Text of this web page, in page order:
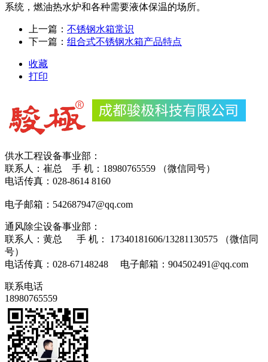
系统，燃油热水炉和各种需要液体保温的场所。
上一篇： 不锈钢水箱常识
下一篇： 组合式不锈钢水箱产品特点
收藏
打印
供水工程设备事业部：
联系人：崔总 手 机：18980765559 （微信同号）
电话传真：028-8614 8160
电子邮箱：542687947@qq.com
通风除尘设备事业部：
联系人：黄总 手 机： 17340181606/13281130575 （微信同
号）
电话传真：028-67148248 电子邮箱：904502491@qq.com
联系电话
18980765559